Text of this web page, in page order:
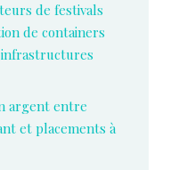
de festivals
de containers
argent entre
et placements à